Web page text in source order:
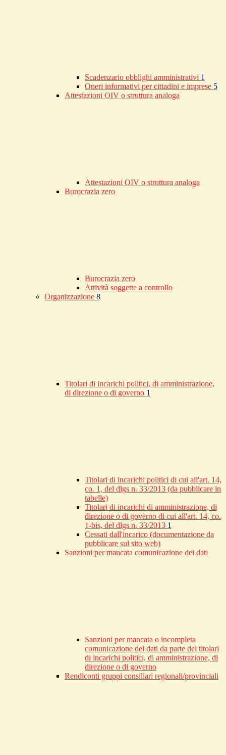
Scadenzario obblighi amministrativi 1
Oneri informativi per cittadini e imprese 5
Attestazioni OIV o struttura analoga
Attestazioni OIV o struttura analoga
Burocrazia zero
Burocrazia zero
Attività soggette a controllo
Organizzazione 8
Titolari di incarichi politici, di amministrazione,
di direzione o di governo 1
Titolari di incarichi politici di cui all'art. 14,
co. 1, del dlgs n. 33/2013 (da pubblicare in
tabelle)
Titolari di incarichi di amministrazione, di
direzione o di governo di cui all'art. 14, co.
1-bis, del dlgs n. 33/2013 1
Cessati dall'incarico (documentazione da
pubblicare sul sito web)
Sanzioni per mancata comunicazione dei dati
Sanzioni per mancata o incompleta
comunicazione dei dati da parte dei titolari
di incarichi politici, di amministrazione, di
direzione o di governo
Rendiconti gruppi consiliari regionali/provinciali